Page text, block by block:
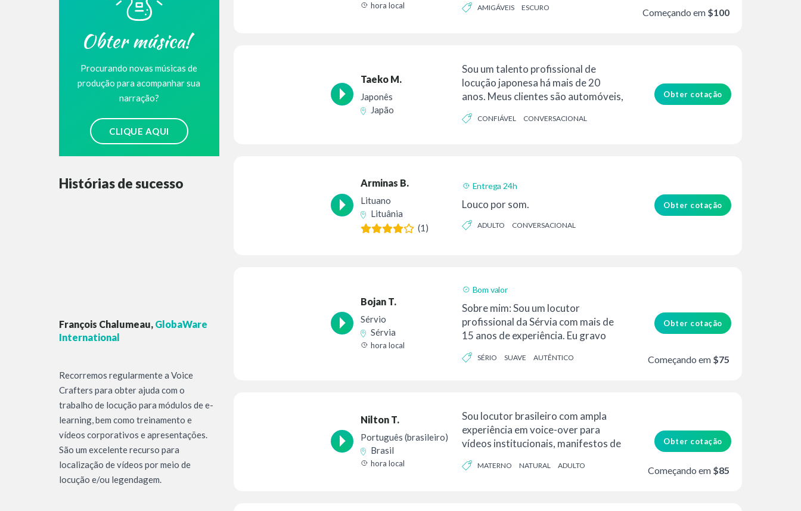
Obter música!
Procurando novas músicas de
produção para acompanhar sua
narração?
CLIQUE AQUI
Histórias de sucesso
François Chalumeau, GlobaWare
International
Recorremos regularmente a Voice
Crafters para obter ajuda com o
trabalho de locução para módulos de e-
learning, bem como treinamento e
vídeos corporativos e apresentações.
São um excelente recurso para
localização de vídeos por meio de
locução e/ou legendagem.
hora local AMIGÁVEIS ESCURO Começando em $100
Taeko M.
Japonês
Japão
Sou um talento profissional de
locução japonesa há mais de 20
anos. Meus clientes são automóveis,
CONFIÁVEL CONVERSACIONAL
Obter cotação
Arminas B.
Lituano
Lituânia
(1)
Entrega 24h
Louco por som.
ADULTO CONVERSACIONAL
Obter cotação
Bojan T.
Sérvio
Sérvia
hora local
Bom valor
Sobre mim: Sou um locutor
profissional da Sérvia com mais de
15 anos de experiência. Eu gravo
SÉRIO SUAVE AUTÊNTICO
Obter cotação
Começando em $75
Nilton T.
Português (brasileiro)
Brasil
hora local
Sou locutor brasileiro com ampla
experiência em voice-over para
vídeos institucionais, manifestos de
MATERNO NATURAL ADULTO
Obter cotação
Começando em $85